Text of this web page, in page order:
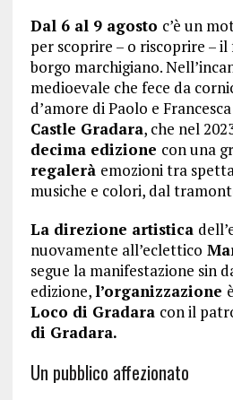
Dal 6 al 9 agosto c’è un
per scoprire – o riscoprire –
borgo marchigiano.
medioevale che fece da
d’amore di Paolo e
Castle Gradara, che nel
decima edizione con una
regalerà emozioni tra
musiche e colori, dal
La direzione artistica
nuovamente all’eclettico
segue la manifestazione sin
edizione,l’organizzazione
Loco di Gradara con il
di Gradara.
Un pubblico affezionato